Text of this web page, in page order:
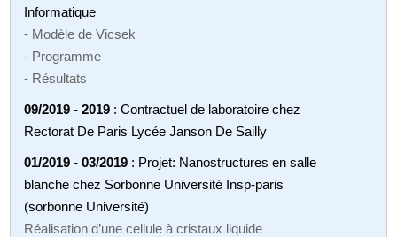
Informatique
- Modèle de Vicsek
- Programme
- Résultats
09/2019 - 2019 : Contractuel de laboratoire chez
Rectorat De Paris Lycée Janson De Sailly
01/2019 - 03/2019 : Projet: Nanostructures en salle
blanche chez Sorbonne Université Insp-paris
(sorbonne Université)
Réalisation d’une cellule à cristaux liquide